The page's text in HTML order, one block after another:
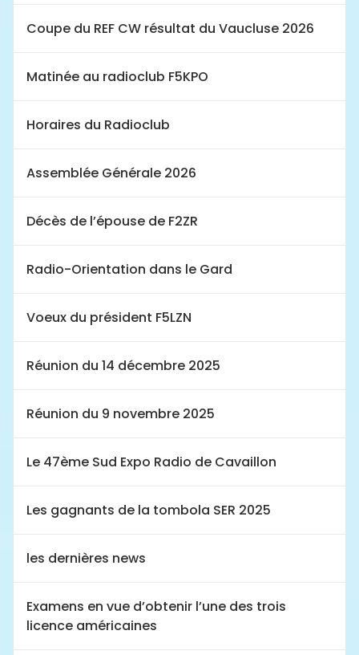
Coupe du REF CW résultat du Vaucluse 2026
Matinée au radioclub F5KPO
Horaires du Radioclub
Assemblée Générale 2026
Décès de l’épouse de F2ZR
Radio-Orientation dans le Gard
Voeux du président F5LZN
Réunion du 14 décembre 2025
Réunion du 9 novembre 2025
Le 47ème Sud Expo Radio de Cavaillon
Les gagnants de la tombola SER 2025
les dernières news
Examens en vue d’obtenir l’une des trois
licence américaines